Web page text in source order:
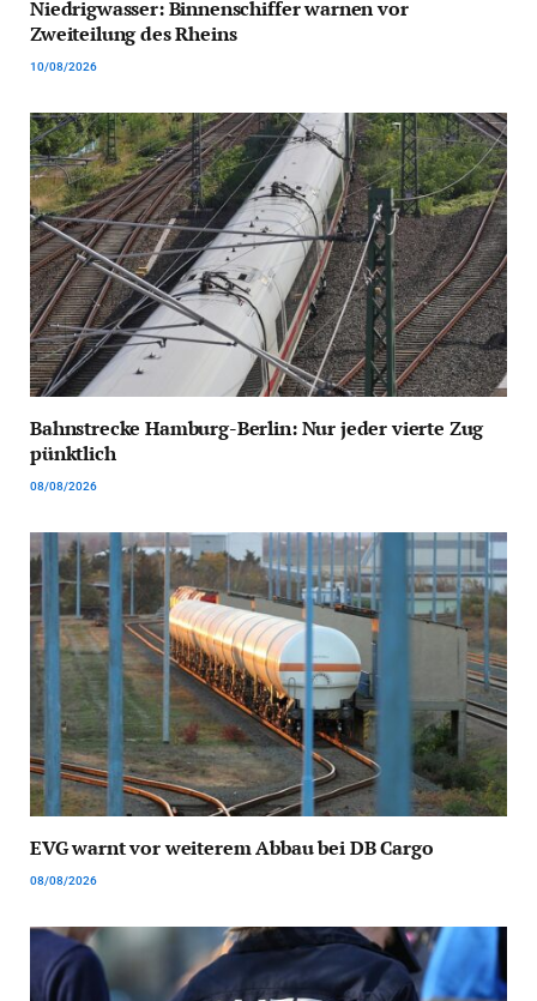
Niedrigwasser: Binnenschiffer warnen vor
Zweiteilung des Rheins
10/08/2026
Bahnstrecke Hamburg-Berlin: Nur jeder vierte Zug
pünktlich
08/08/2026
EVG warnt vor weiterem Abbau bei DB Cargo
08/08/2026